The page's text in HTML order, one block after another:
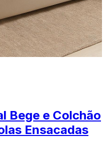
Bege e Colchão
Ensacadas